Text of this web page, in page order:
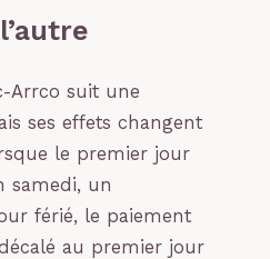
Arrco suit une
ses effets changent
le premier jour
samedi, un
férié, le paiement
au premier jour